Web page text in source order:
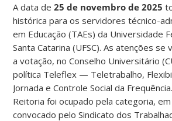
A data de25 de novembro de 2025
histórica para os servidores técnico-
em Educação (TAEs) da Universidade
Santa Catarina (UFSC). As atenções se
a votação, no Conselho Universitário
política Teleflex — Teletrabalho,
Jornada e Controle Social da
Reitoria foi ocupado pela categoria,
convocado pelo Sindicato dos